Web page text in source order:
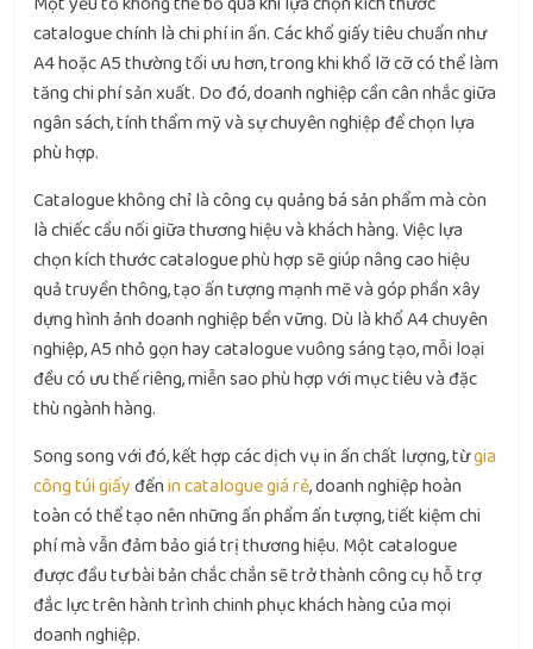
catalogue chính là chi phí in ấn. Các khổ giấy tiêu chuẩn như
A4 hoặc A5 thường tối ưu hơn, trong khi khổ lỡ cỡ có thể làm
tăng chi phí sản xuất. Do đó, doanh nghiệp cần cân nhắc giữa
ngân sách, tính thẩm mỹ và sự chuyên nghiệp để chọn lựa
phù hợp.
Catalogue không chỉ là công cụ quảng bá sản phẩm mà còn
là chiếc cầu nối giữa thương hiệu và khách hàng. Việc lựa
chọn kích thước catalogue phù hợp sẽ giúp nâng cao hiệu
quả truyền thông, tạo ấn tượng mạnh mẽ và góp phần xây
dựng hình ảnh doanh nghiệp bền vững. Dù là khổ A4 chuyên
nghiệp, A5 nhỏ gọn hay catalogue vuông sáng tạo, mỗi loại
đều có ưu thế riêng, miễn sao phù hợp với mục tiêu và đặc
thù ngành hàng.
Song song với đó, kết hợp các dịch vụ in ấn chất lượng, từgia
công túi giấyđếnin catalogue giá rẻ, doanh nghiệp hoàn
toàn có thể tạo nên những ấn phẩm ấn tượng, tiết kiệm chi
phí mà vẫn đảm bảo giá trị thương hiệu. Một catalogue
được đầu tư bài bản chắc chắn sẽ trở thành công cụ hỗ trợ
đắc lực trên hành trình chinh phục khách hàng của mọi
doanh nghiệp.